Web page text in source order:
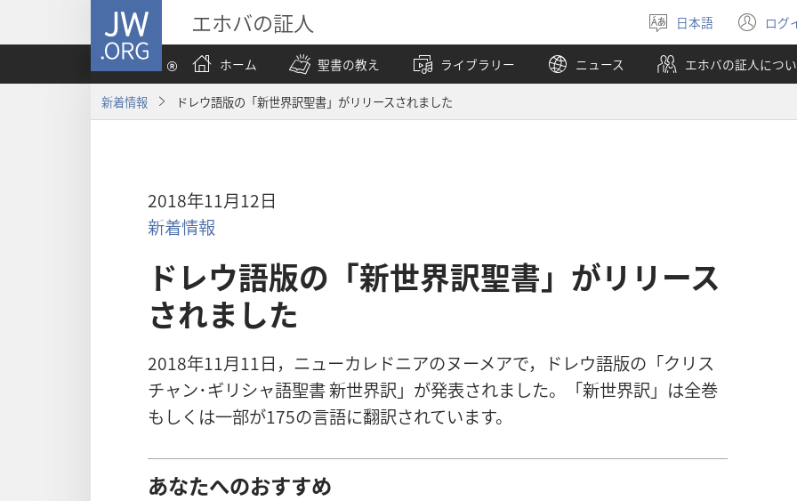
JW.ORG エホバの証人
言
語
を
選
日本語 ログ
（新
し
い
タ
で
ホーム
聖書の教え ライブラリー ニュース エホバの証人につ
新着情報 ドレウ語版の「新世界訳聖書」がリリースされました
2018年11月12日
新着情報
ドレウ語版の「新世界訳聖書」がリリース
されました
2018年11月11日，ニューカレドニアのヌーメアで，ドレウ語版の「クリス
チャン･ギリシャ語聖書 新世界訳」が発表されました。「新世界訳」は全巻
もしくは一部が175の言語に翻訳されています。
あなたへのおすすめ